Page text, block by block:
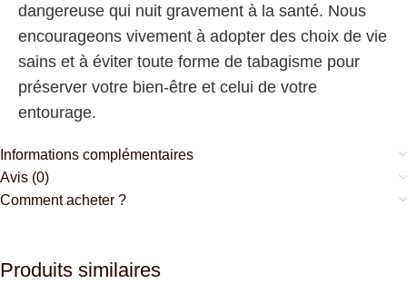
dangereuse qui nuit gravement à la santé. Nous
encourageons vivement à adopter des choix de vie
sains et à éviter toute forme de tabagisme pour
préserver votre bien-être et celui de votre
entourage.
Informations complémentaires
Avis (0)
Comment acheter ?
Produits similaires